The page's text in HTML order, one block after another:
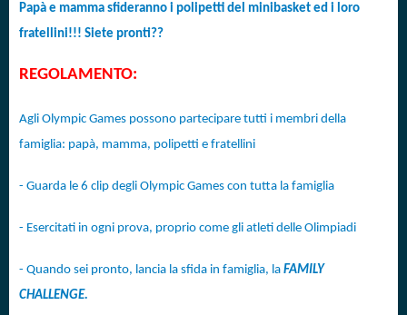
Papà e mamma sfideranno i polipetti del minibasket ed i loro
fratellini!!! Siete pronti??
REGOLAMENTO:
Agli Olympic Games possono partecipare tutti i membri della
famiglia: papà, mamma, polipetti e fratellini
- Guarda le 6 clip degli Olympic Games con tutta la famiglia
- Esercitati in ogni prova, proprio come gli atleti delle Olimpiadi
- Quando sei pronto, lancia la sfida in famiglia, la FAMILY
CHALLENGE.